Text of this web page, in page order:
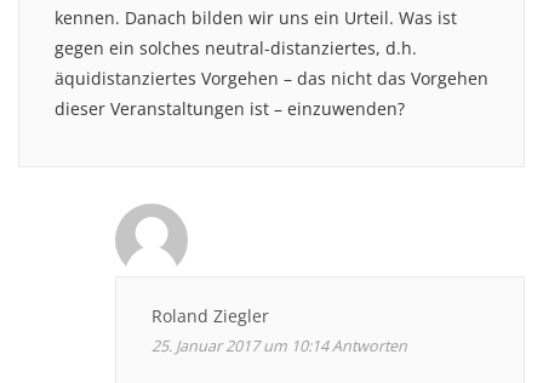
kennen. Danach bilden wir uns ein Urteil. Was ist
gegen ein solches neutral-distanziertes, d.h.
äquidistanziertes Vorgehen – das nicht das Vorgehen
dieser Veranstaltungen ist – einzuwenden?
Roland Ziegler
25. Januar 2017 um 10:14Antworten